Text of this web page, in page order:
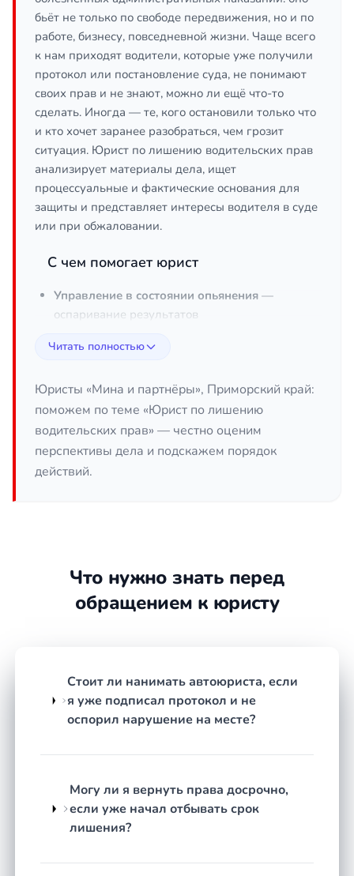
бьёт не только по свободе передвижения, но и по
работе, бизнесу, повседневной жизни. Чаще всего
к нам приходят водители, которые уже получили
протокол или постановление суда, не понимают
своих прав и не знают, можно ли ещё что-то
сделать. Иногда — те, кого остановили только что
и кто хочет заранее разобраться, чем грозит
ситуация. Юрист по лишению водительских прав
анализирует материалы дела, ищет
процессуальные и фактические основания для
защиты и представляет интересы водителя в суде
или при обжаловании.
С чем помогает юрист
Управление в состоянии опьянения —
оспаривание результатов
проведении, ошибок в протоколе.
освидетельствования— проверка
законности требования инспектора и
соблюдения процедуры направления.
Превышение скорости на 60 км/ч и более
— анализ данных с камер, точности
оценка дорожной разметки, знаков,
условий видимости и фиксации
нарушения.
свидетельскими показаниями,
технической документацией.
Оставление места ДТП— выяснение,
Повторные нарушения — проверка
сроков, правильности учёта предыдущих
постановлений, возможности замены
Читать полностью
Юристы «Мина и партнёры», Приморский край:
поможем по теме «Юрист по лишению
водительских прав» — честно оценим
перспективы дела и подскажем порядок
действий.
Что нужно знать перед
обращением к юристу
Стоит ли нанимать автоюриста, если
я уже подписал протокол и не
оспорил нарушение на месте?
Могу ли я вернуть права досрочно,
если уже начал отбывать срок
лишения?